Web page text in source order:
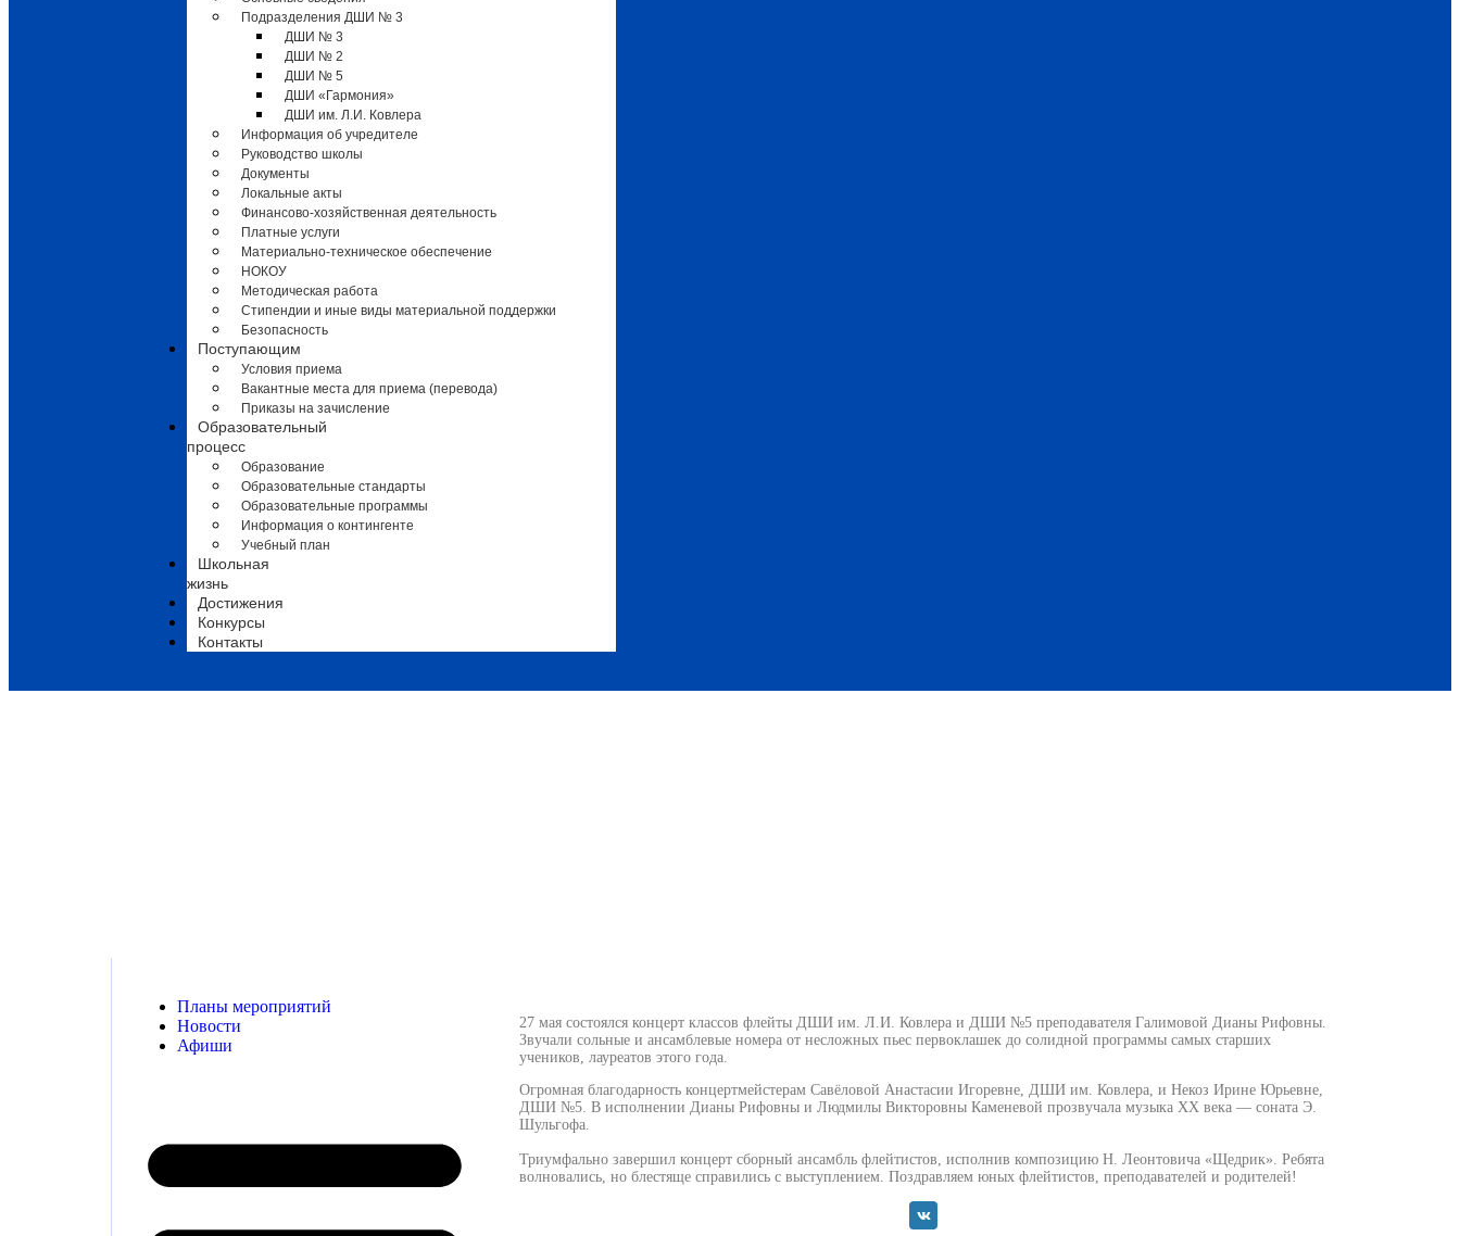
Подразделения ДШИ № 3
ДШИ № 3
ДШИ № 2
ДШИ № 5
ДШИ «Гармония»
ДШИ им. Л.И. Ковлера
Информация об учредителе
Руководство школы
Документы
Локальные акты
Финансово-хозяйственная деятельность
Платные услуги
Материально-техническое обеспечение
НОКОУ
Методическая работа
Стипендии и иные виды материальной поддержки
Безопасность
Поступающим
Условия приема
Вакантные места для приема (перевода)
Приказы на зачисление
Образовательный
процесс
Образование
Образовательные стандарты
Образовательные программы
Информация о контингенте
Учебный план
Школьная
жизнь
Достижения
Конкурсы
Контакты
Концерт классов флейты ДШИ им. Л.И. Ковлера и
Планы мероприятий
Новости
Афиши
27 мая состоялся концерт классов флейты ДШИ им. Л.И. Ковлера и ДШИ №5 преподавателя Галимовой Дианы Рифовны.
Звучали сольные и ансамблевые номера от несложных пьес первоклашек до солидной программы самых старших
учеников, лауреатов этого года.
Огромная благодарность концертмейстерам Савёловой Анастасии Игоревне, ДШИ им. Ковлера, и Некоз Ирине Юрьевне,
ДШИ №5. В исполнении Дианы Рифовны и Людмилы Викторовны Каменевой прозвучала музыка XX века — соната Э.
Шульгофа.
Триумфально завершил концерт сборный ансамбль флейтистов, исполнив композицию Н. Леонтовича «Щедрик». Ребята
волновались, но блестяще справились с выступлением. Поздравляем юных флейтистов, преподавателей и родителей!